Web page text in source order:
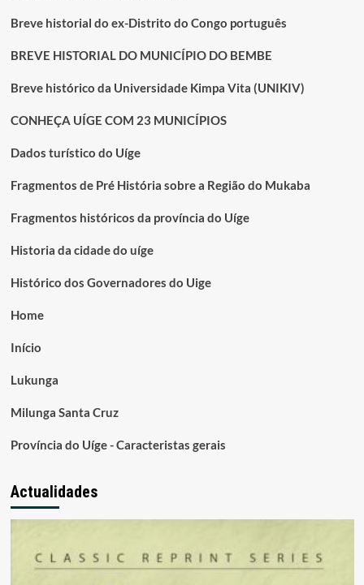
Breve historial do ex-Distrito do Congo português
BREVE HISTORIAL DO MUNICÍPIO DO BEMBE
Breve histórico da Universidade Kimpa Vita (UNIKIV)
CONHEÇA UÍGE COM 23 MUNICÍPIOS
Dados turístico do Uíge
Fragmentos de Pré História sobre a Região do Mukaba
Fragmentos históricos da província do Uíge
Historia da cidade do uíge
Histórico dos Governadores do Uige
Home
Início
Lukunga
Milunga Santa Cruz
Província do Uíge - Caracteristas gerais
Actualidades